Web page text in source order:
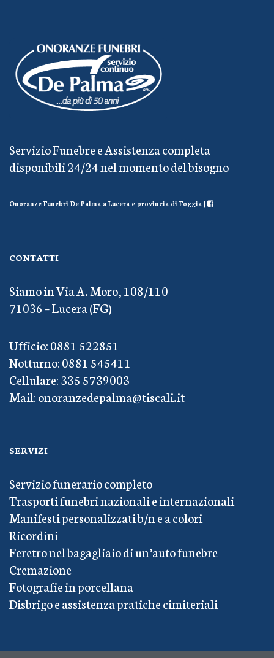
Servizio Funebre e Assistenza completa
disponibili 24/24 nel momento del bisogno
Onoranze Funebri De Palma a Lucera e provincia di Foggia |
CONTATTI
Siamo in Via A. Moro, 108/110
71036 – Lucera (FG)
Ufficio: 0881 522851
Notturno: 0881 545411
Cellulare: 335 5739003
Mail: onoranzedepalma@tiscali.it
SERVIZI
Servizio funerario completo
Trasporti funebri nazionali e internazionali
Manifesti personalizzati b/n e a colori
Ricordini
Feretro nel bagagliaio di un’auto funebre
Cremazione
Fotografie in porcellana
Disbrigo e assistenza pratiche cimiteriali